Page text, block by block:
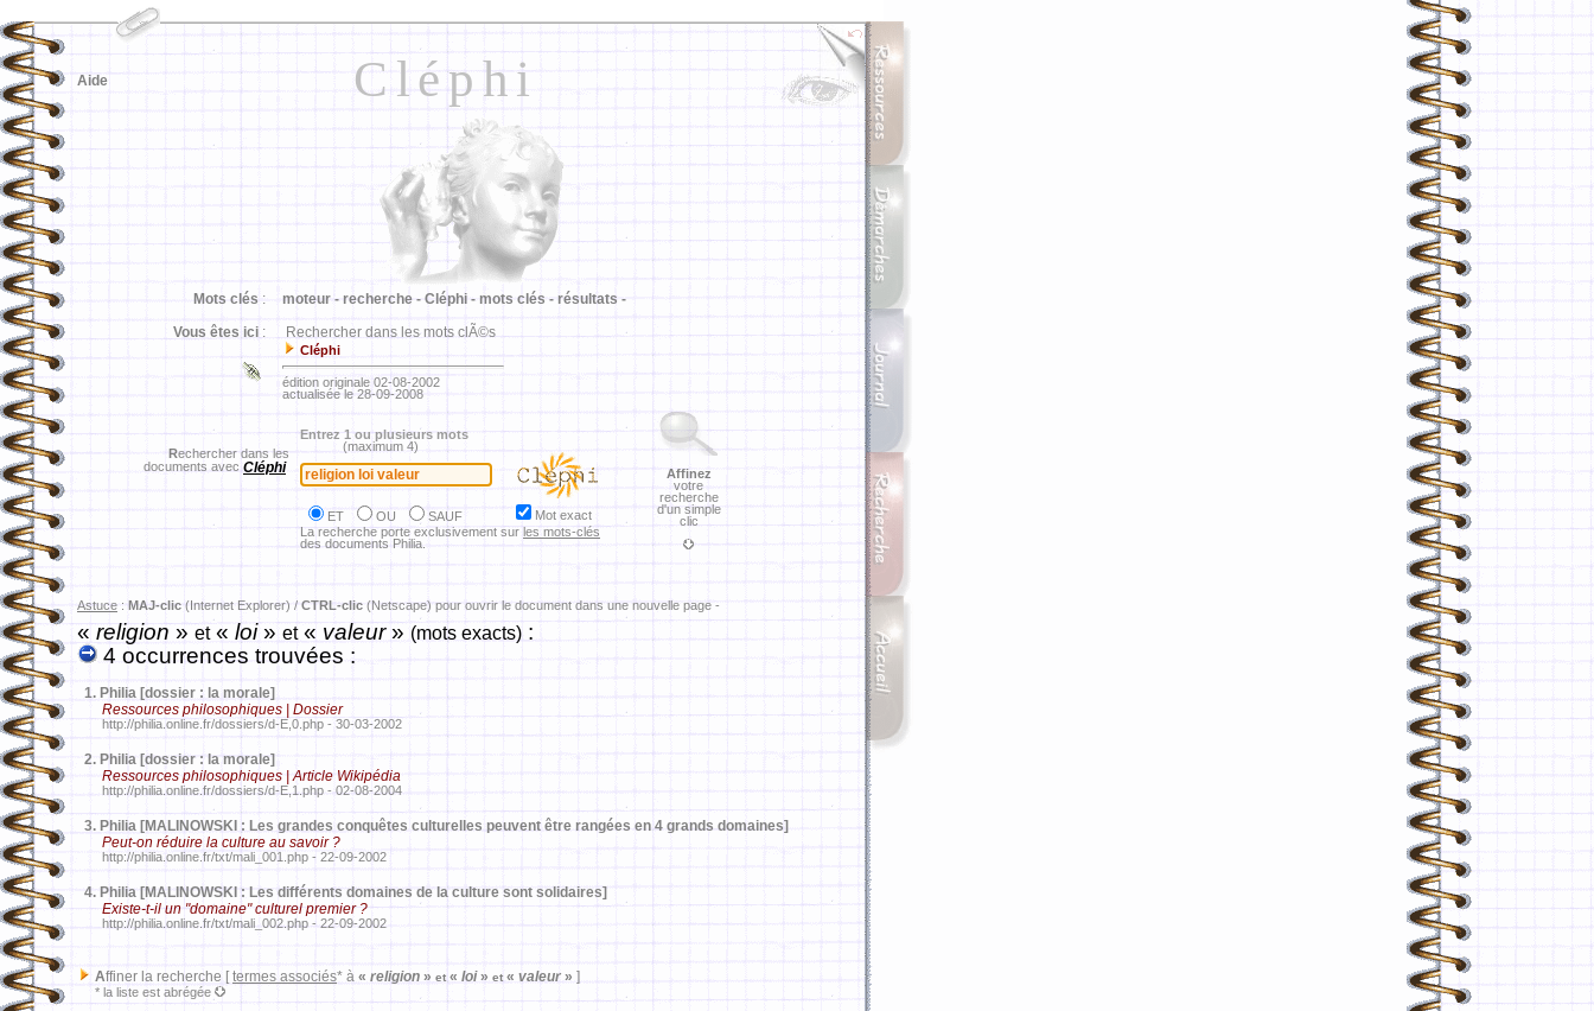
Cléphi
Aide
Mots clés : moteur - recherche - Cléphi - mots clés - résultats -
Vous êtes ici : Rechercher dans les mots clÃ©s
Cléphi
édition originale 02-08-2002
actualisée le 28-09-2008
Rechercher dans les
documents avec Cléphi
Entrez 1 ou plusieurs mots
(maximum 4)
ET OU SAUF
Mot exact
La recherche porte exclusivement sur les mots-clés
des documents Philia.
Affinez
votre
recherche
d'un simple
clic
Astuce : MAJ-clic (Internet Explorer) / CTRL-clic (Netscape) pour ouvrir le document dans une nouvelle page -
«religion» et« loi» et« valeur» (mots exacts) :
4 occurrences trouvées :
1. Philia [dossier : la morale]
Ressources philosophiques | Dossier
http://philia.online.fr/dossiers/d-E,0.php - 30-03-2002
2. Philia [dossier : la morale]
Ressources philosophiques | Article Wikipédia
http://philia.online.fr/dossiers/d-E,1.php - 02-08-2004
3. Philia [MALINOWSKI : Les grandes conquêtes culturelles peuvent être rangées en 4 grands domaines]
Peut-on réduire la culture au savoir ?
http://philia.online.fr/txt/mali_001.php - 22-09-2002
4. Philia [MALINOWSKI : Les différents domaines de la culture sont solidaires]
Existe-t-il un "domaine" culturel premier ?
http://philia.online.fr/txt/mali_002.php - 22-09-2002
Affiner la recherche [ termes associés* à « religion » et« loi» et« valeur » ]
* la liste est abrégée